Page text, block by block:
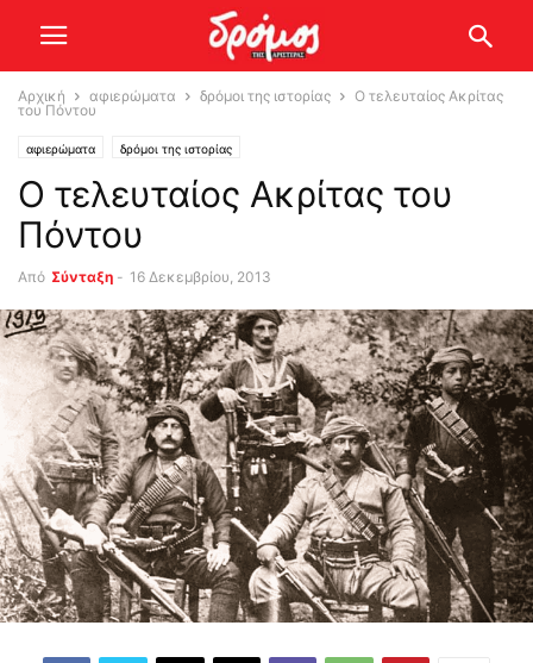
Αρχική αφιερώματα δρόμοι της ιστορίας
O τελευταίος Ακρίτας
του Πόντου
αφιερώματα δρόμοι της ιστορίας
O τελευταίος Ακρίτας του
Πόντου
Από Σύνταξη - 16 Δεκεμβρίου, 2013